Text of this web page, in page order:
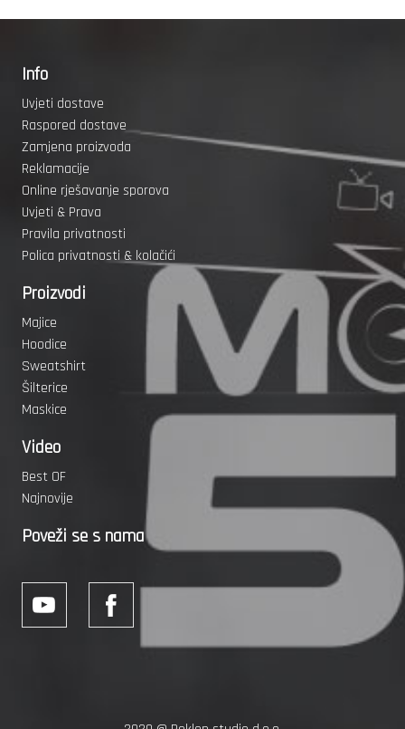
Info
Uvjeti dostave
Raspored dostave
Zamjena proizvoda
Reklamacije
Online rješavanje sporova
Uvjeti & Prava
Pravila privatnosti
Polica privatnosti & kolačići
Proizvodi
Majice
Hoodice
Sweatshirt
Šilterice
Maskice
Video
Best OF
Najnovije
Poveži se s nama